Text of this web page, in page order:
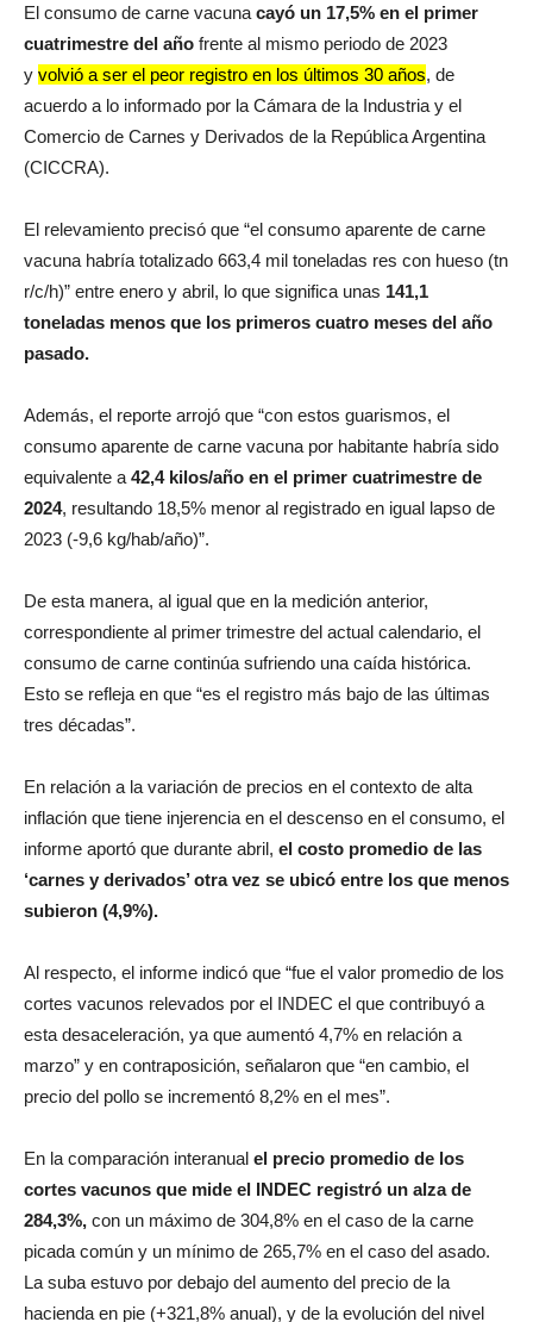
El consumo de carne vacuna cayó un 17,5% en el primer
cuatrimestre del año frente al mismo periodo de 2023
y volvió a ser el peor registro en los últimos 30 años, de
acuerdo a lo informado por la Cámara de la Industria y el
Comercio de Carnes y Derivados de la República Argentina
(CICCRA).
El relevamiento precisó que “el consumo aparente de carne
vacuna habría totalizado 663,4 mil toneladas res con hueso (tn
r/c/h)” entre enero y abril, lo que significa unas 141,1
toneladas menos que los primeros cuatro meses del año
pasado.
Además, el reporte arrojó que “con estos guarismos, el
consumo aparente de carne vacuna por habitante habría sido
equivalente a 42,4 kilos/año en el primer cuatrimestre de
2024, resultando 18,5% menor al registrado en igual lapso de
2023 (-9,6 kg/hab/año)”.
De esta manera, al igual que en la medición anterior,
correspondiente al primer trimestre del actual calendario, el
consumo de carne continúa sufriendo una caída histórica.
Esto se refleja en que “es el registro más bajo de las últimas
tres décadas”.
En relación a la variación de precios en el contexto de alta
inflación que tiene injerencia en el descenso en el consumo, el
informe aportó que durante abril, el costo promedio de las
‘carnes y derivados’ otra vez se ubicó entre los que menos
subieron (4,9%).
Al respecto, el informe indicó que “fue el valor promedio de los
cortes vacunos relevados por el INDEC el que contribuyó a
esta desaceleración, ya que aumentó 4,7% en relación a
marzo” y en contraposición, señalaron que “en cambio, el
precio del pollo se incrementó 8,2% en el mes”.
En la comparación interanual el precio promedio de los
cortes vacunos que mide el INDEC registró un alza de
284,3%, con un máximo de 304,8% en el caso de la carne
picada común y un mínimo de 265,7% en el caso del asado.
La suba estuvo por debajo del aumento del precio de la
hacienda en pie (+321,8% anual), y de la evolución del nivel